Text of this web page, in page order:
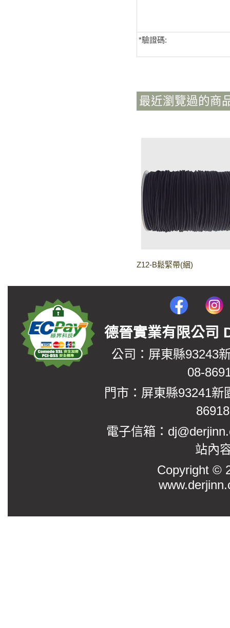
*驗證碼:
最近瀏覽過的商
Z12-B鬆緊帶(綑)
德晉實業有限公
公司：屏東縣93243
08-
門市：屏東縣93241
電子信箱：
站內
Copyright ©